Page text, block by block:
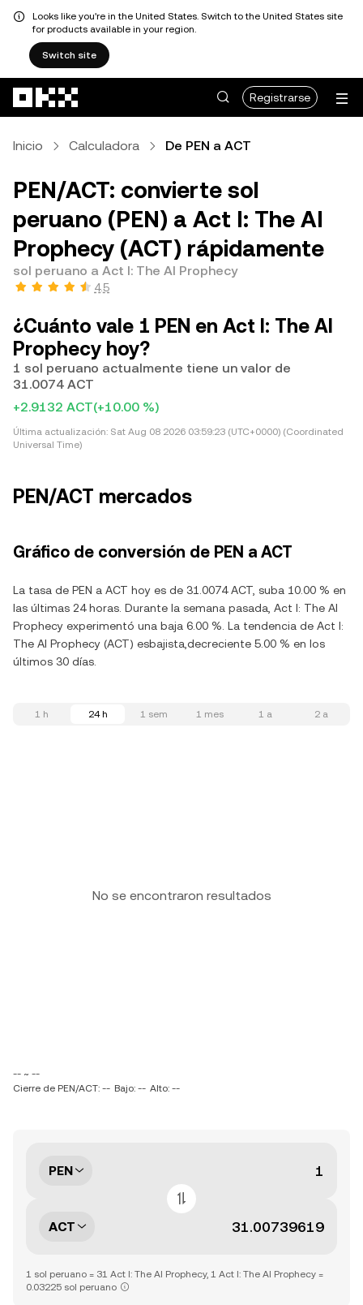
Looks like you're in the United States. Switch to the United States site
for products available in your region.
Switch site
Registrarse
Inicio Calculadora De PEN a ACT
PEN/ACT: convierte sol
peruano (PEN) a Act I: The AI
Prophecy (ACT) rápidamente
sol peruano a Act I: The AI Prophecy
4.5
¿Cuánto vale 1 PEN en Act I: The AI
Prophecy hoy?
1 sol peruano actualmente tiene un valor de
31.0074 ACT
+2.9132 ACT(+10.00 %)
Última actualización: Sat Aug 08 2026 03:59:23 (UTC+0000) (Coordinated
Universal Time)
PEN/ACT mercados
Gráfico de conversión de PEN a ACT
La tasa de PEN a ACT hoy es de 31.0074 ACT, suba 10.00 % en
las últimas 24 horas. Durante la semana pasada, Act I: The AI
Prophecy experimentó una baja 6.00 %. La tendencia de Act I:
The AI Prophecy (ACT) esbajista,decreciente 5.00 % en los
últimos 30 días.
1 h 24 h 1 sem 1 mes 1 a 2 a
No se encontraron resultados
-- ~ --
Cierre de PEN/ACT: -- Bajo: -- Alto: --
PEN
ACT
1 sol peruano = 31 Act I: The AI Prophecy, 1 Act I: The AI Prophecy =
0.03225 sol peruano